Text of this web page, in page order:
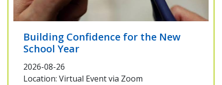
Building Confidence for the New
School Year
2026-08-26
Location: Virtual Event via Zoom